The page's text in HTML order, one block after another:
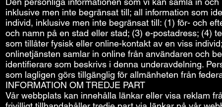
inklusive men inte begränsat till; all information som
individ, inklusive men inte begränsat till: (1) för- och
och namn på en stad eller stad; (3) e-postadress; (4)
som tillåter fysisk eller online-kontakt av en viss
onlinetjänsten samlar in online från användaren och
identifierare som beskrivs i denna underavdelning.
som lagligen görs tillgänglig för allmänheten från
INFORMATION OM TREDJE PART
Vår webbplats kan innehålla länkar eller visa reklam